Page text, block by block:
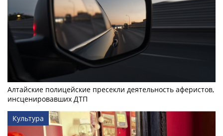
Алтайские полицейские пресекли деятельность аферистов,
инсценировавших ДТП
Культура